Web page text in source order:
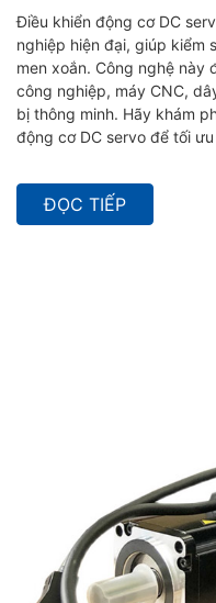
Điều khiển động cơ DC
nghiệp hiện đại, giúp kiểm
men xoắn. Công nghệ
công nghiệp, máy CNC,
bị thông minh. Hãy khám
động cơ DC servo để tối
ĐỌC TIẾP